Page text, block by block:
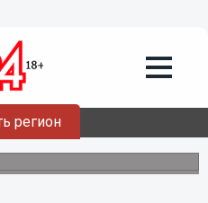
регион
Рябовой
Даши в